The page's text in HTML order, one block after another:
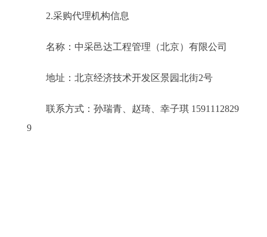
2.采购代理机构信息
名称：中采邑达工程管理（北京）有限公司
地址：北京经济技术开发区景园北街2号
联系方式：孙瑞青、赵琦、幸子琪 1591112829
9